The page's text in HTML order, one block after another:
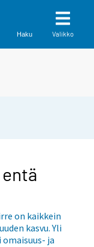
Haku Valikko
on kaikkein
kasvu. Yli
ja